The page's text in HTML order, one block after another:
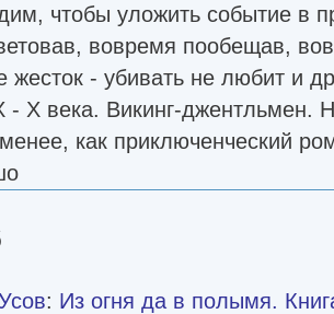
чтобы уложить событие в
вовремя пообещав,
- убивать не любит и
- X века. Викинг-джентльмен.
как приключенческий
: Из огня да в полымя.